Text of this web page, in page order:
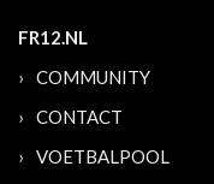
FR12.NL
COMMUNITY
CONTACT
VOETBALPOOL